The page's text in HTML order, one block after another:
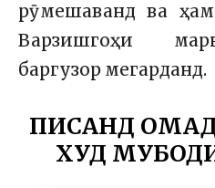
рӯ мешаванд ва
Варзишгоҳи
баргузор мегарданд.
ПИСАНД
ХУД